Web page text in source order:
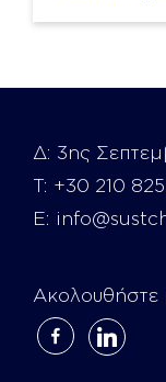
Δ: 3ης
Τ: +30 210
E:
Ακολουθήστε
facebook-
linkedin